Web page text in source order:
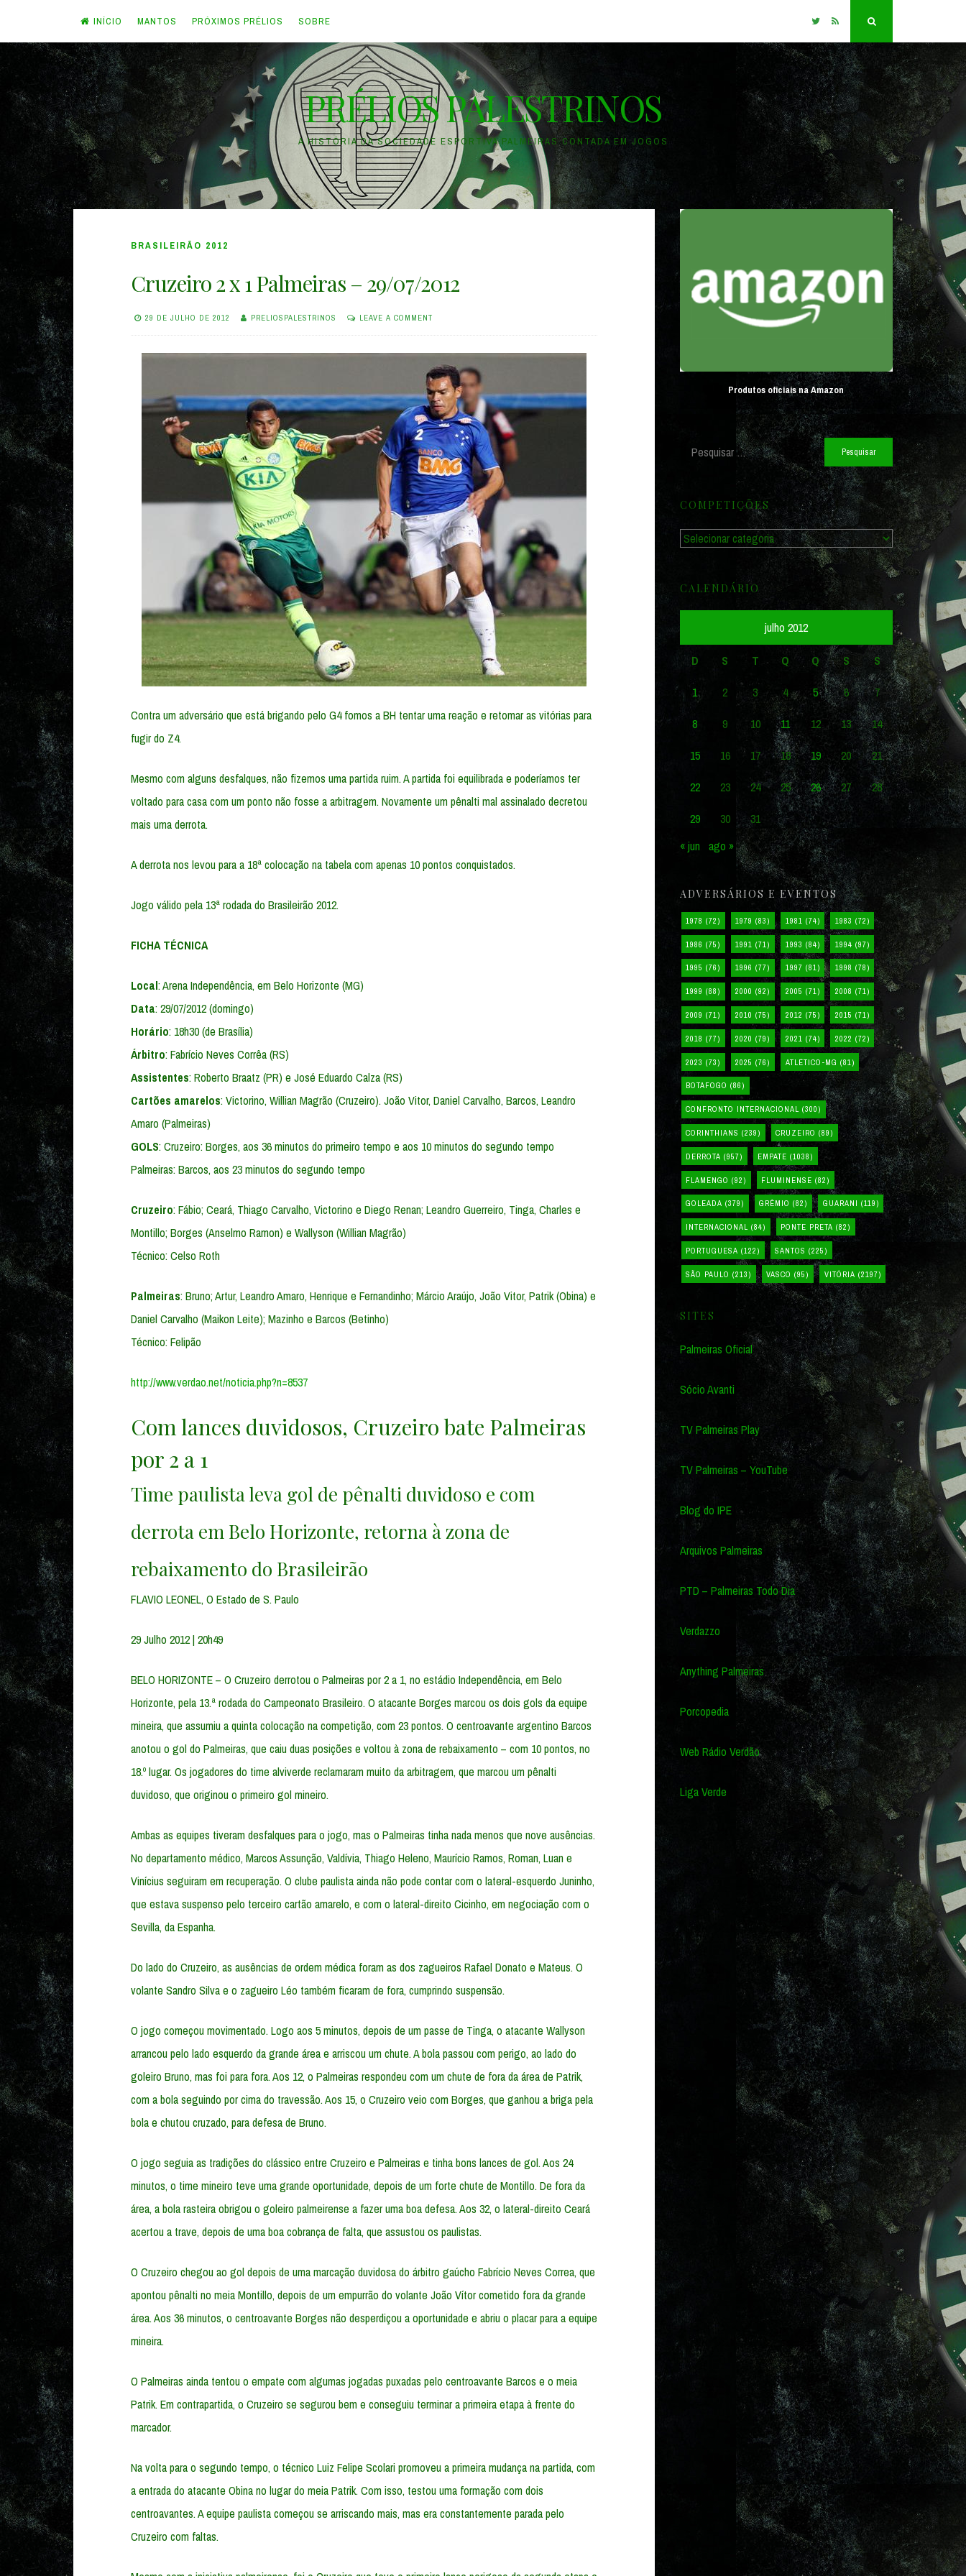
Skip
to
content
INÍCIO MANTOS PRÓXIMOS PRÉLIOS SOBRE TwitterRSS
PRÉLIOS PALESTRINOS
A HISTÓRIA DA SOCIEDADE ESPORTIVA PALMEIRAS CONTADA EM JOGOS
BRASILEIRÃO 2012
Cruzeiro 2 x 1 Palmeiras – 29/07/2012
29 DE JULHO DE 2012 PRELIOSPALESTRINOS LEAVE A COMMENT
Contra um adversário que está brigando pelo G4 fomos a BH tentar uma reação e retomar as vitórias para
fugir do Z4.
Mesmo com alguns desfalques, não fizemos uma partida ruim. A partida foi equilibrada e poderíamos ter
voltado para casa com um ponto não fosse a arbitragem. Novamente um pênalti mal assinalado decretou
mais uma derrota.
A derrota nos levou para a 18ª colocação na tabela com apenas 10 pontos conquistados.
Jogo válido pela 13ª rodada do Brasileirão 2012.
FICHA TÉCNICA
Local: Arena Independência, em Belo Horizonte (MG)
Data: 29/07/2012 (domingo)
Horário: 18h30 (de Brasília)
Árbitro: Fabrício Neves Corrêa (RS)
Assistentes: Roberto Braatz (PR) e José Eduardo Calza (RS)
Cartões amarelos: Victorino, Willian Magrão (Cruzeiro). João Vitor, Daniel Carvalho, Barcos, Leandro
Amaro (Palmeiras)
GOLS: Cruzeiro: Borges, aos 36 minutos do primeiro tempo e aos 10 minutos do segundo tempo
Palmeiras: Barcos, aos 23 minutos do segundo tempo
Cruzeiro: Fábio; Ceará, Thiago Carvalho, Victorino e Diego Renan; Leandro Guerreiro, Tinga, Charles e
Montillo; Borges (Anselmo Ramon) e Wallyson (Willian Magrão)
Técnico: Celso Roth
Palmeiras: Bruno; Artur, Leandro Amaro, Henrique e Fernandinho; Márcio Araújo, João Vitor, Patrik (Obina) e
Daniel Carvalho (Maikon Leite); Mazinho e Barcos (Betinho)
Técnico: Felipão
http://www.verdao.net/noticia.php?n=8537
Com lances duvidosos, Cruzeiro bate Palmeiras
por 2 a 1
Time paulista leva gol de pênalti duvidoso e com
derrota em Belo Horizonte, retorna à zona de
rebaixamento do Brasileirão
FLAVIO LEONEL, O Estado de S. Paulo
29 Julho 2012 | 20h49
BELO HORIZONTE – O Cruzeiro derrotou o Palmeiras por 2 a 1, no estádio Independência, em Belo
Horizonte, pela 13.ª rodada do Campeonato Brasileiro. O atacante Borges marcou os dois gols da equipe
mineira, que assumiu a quinta colocação na competição, com 23 pontos. O centroavante argentino Barcos
anotou o gol do Palmeiras, que caiu duas posições e voltou à zona de rebaixamento – com 10 pontos, no
18.º lugar. Os jogadores do time alviverde reclamaram muito da arbitragem, que marcou um pênalti
duvidoso, que originou o primeiro gol mineiro.
Ambas as equipes tiveram desfalques para o jogo, mas o Palmeiras tinha nada menos que nove ausências.
No departamento médico, Marcos Assunção, Valdívia, Thiago Heleno, Maurício Ramos, Roman, Luan e
Vinícius seguiram em recuperação. O clube paulista ainda não pode contar com o lateral-esquerdo Juninho,
que estava suspenso pelo terceiro cartão amarelo, e com o lateral-direito Cicinho, em negociação com o
Sevilla, da Espanha.
Do lado do Cruzeiro, as ausências de ordem médica foram as dos zagueiros Rafael Donato e Mateus. O
volante Sandro Silva e o zagueiro Léo também ficaram de fora, cumprindo suspensão.
O jogo começou movimentado. Logo aos 5 minutos, depois de um passe de Tinga, o atacante Wallyson
arrancou pelo lado esquerdo da grande área e arriscou um chute. A bola passou com perigo, ao lado do
goleiro Bruno, mas foi para fora. Aos 12, o Palmeiras respondeu com um chute de fora da área de Patrik,
com a bola seguindo por cima do travessão. Aos 15, o Cruzeiro veio com Borges, que ganhou a briga pela
bola e chutou cruzado, para defesa de Bruno.
O jogo seguia as tradições do clássico entre Cruzeiro e Palmeiras e tinha bons lances de gol. Aos 24
minutos, o time mineiro teve uma grande oportunidade, depois de um forte chute de Montillo. De fora da
área, a bola rasteira obrigou o goleiro palmeirense a fazer uma boa defesa. Aos 32, o lateral-direito Ceará
acertou a trave, depois de uma boa cobrança de falta, que assustou os paulistas.
O Cruzeiro chegou ao gol depois de uma marcação duvidosa do árbitro gaúcho Fabrício Neves Correa, que
apontou pênalti no meia Montillo, depois de um empurrão do volante João Vítor cometido fora da grande
área. Aos 36 minutos, o centroavante Borges não desperdiçou a oportunidade e abriu o placar para a equipe
mineira.
O Palmeiras ainda tentou o empate com algumas jogadas puxadas pelo centroavante Barcos e o meia
Patrik. Em contrapartida, o Cruzeiro se segurou bem e conseguiu terminar a primeira etapa à frente do
marcador.
Na volta para o segundo tempo, o técnico Luiz Felipe Scolari promoveu a primeira mudança na partida, com
a entrada do atacante Obina no lugar do meia Patrik. Com isso, testou uma formação com dois
centroavantes. A equipe paulista começou se arriscando mais, mas era constantemente parada pelo
Cruzeiro com faltas.
Produtos oficiais na Amazon
Pesquisar
por:
COMPETIÇÕES
Competições
CALENDÁRIO
julho 2012
D S T Q Q S
S
1
2 3 4 5 6
7
8
9 10 11 12 13
14
15
16 17 18 19 20
21
22
23 24 25 26 27
28
29
30
31
« jun ago »
ADVERSÁRIOS E EVENTOS
1978 (72) 1979 (83) 1981 (74) 1983 (72)
1986 (75) 1991 (71) 1993 (84) 1994 (97)
1995 (76) 1996 (77) 1997 (81) 1998 (78)
1999 (88) 2000 (92) 2005 (71) 2008 (71)
2009 (71) 2010 (75) 2012 (75) 2015 (71)
2018 (77) 2020 (79) 2021 (74) 2022 (72)
2023 (73) 2025 (76) ATLÉTICO-MG (81)
BOTAFOGO (86)
CONFRONTO INTERNACIONAL (300)
CORINTHIANS (239) CRUZEIRO (89)
DERROTA (957) EMPATE (1038)
FLAMENGO (92) FLUMINENSE (82)
GOLEADA (379) GRÊMIO (82) GUARANI (119)
INTERNACIONAL (84) PONTE PRETA (82)
PORTUGUESA (122) SANTOS (225)
SÃO PAULO (213) VASCO (95) VITÓRIA (2197)
SITES
Palmeiras Oficial
Sócio Avanti
TV Palmeiras Play
TV Palmeiras – YouTube
Blog do IPE
Arquivos Palmeiras
PTD – Palmeiras Todo Dia
Verdazzo
Anything Palmeiras
Porcopedia
Web Rádio Verdão
Liga Verde